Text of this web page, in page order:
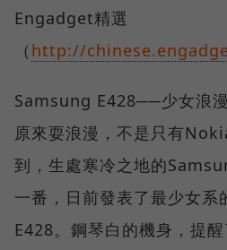
Engadget精選
（ http://
Samsung E428──少女浪
原來耍浪漫，不是只有
到，生處寒冷之地的
一番，日前發表了最少女
E428。鋼琴白的機身，提